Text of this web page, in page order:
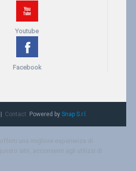
Youtube
Facebook
Contact Powered by Snap S.r.l.